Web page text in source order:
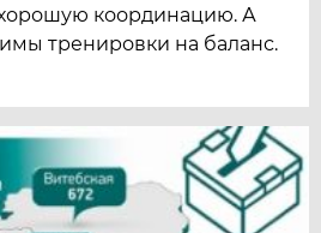
координацию. А
тренировки на баланс.